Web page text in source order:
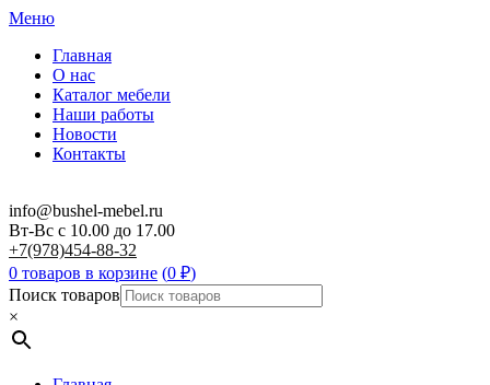
Меню
Главная
О нас
Каталог мебели
Наши работы
Новости
Контакты
info@bushel-mebel.ru
Вт-Вс c 10.00 до 17.00
+7(978)454-88-32
0 товаров в корзине (0 ₽)
Поиск товаров
×